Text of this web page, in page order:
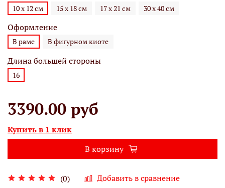
(0) Добавить в сравнение
10 х 12 см 15 х 18 см 17 х 21 см 30 х 40 см
Оформление
В раме В фигурном киоте
Длина большей стороны
16
3390.00 руб
Купить в 1 клик
В корзину